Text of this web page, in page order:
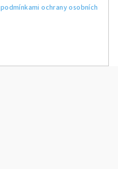
podmínkami ochrany osobních